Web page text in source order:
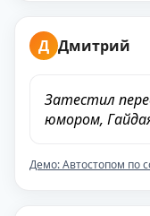
Д Дмитрий
Затестил
юмором,
Демо: Автостопом по